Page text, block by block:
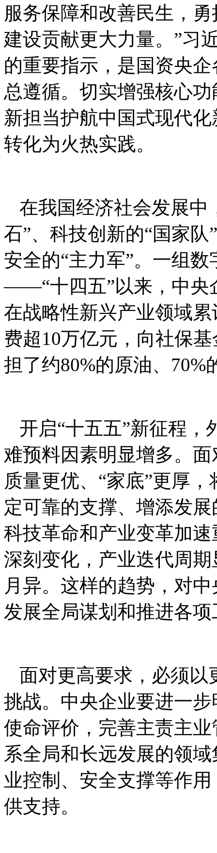
服务保障和改善民生，
建设贡献更大力量。”习
的重要指示，是国资央
总遵循。切实增强核心
新担当护航中国式现代
转化为火热实践。
在我国经济社会发展中
石”、科技创新的“国家
安全的“主力军”。一组
——“十四五”以来，中央
在战略性新兴产业领域
费超10万亿元，向社保
担了约80%的原油、70%
开启“十五五”新征程
难预料因素明显增多。
质量更优、“家底”更厚
定可靠的支撑、增添发
科技革命和产业变革加
深刻变化，产业迭代周
月异。这样的趋势，对
发展全局谋划和推进各
面对更高要求，必须以
挑战。中央企业要进一
使命评价，完善主责主
系全局和长远发展的领
业控制、安全支撑等作
供支持。